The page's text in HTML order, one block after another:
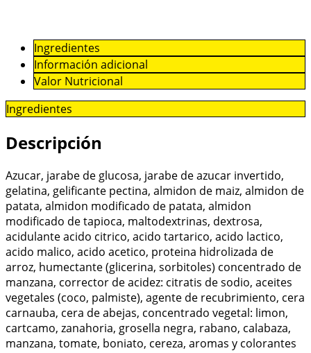
Ingredientes
Información adicional
Valor Nutricional
Ingredientes
Descripción
Azucar, jarabe de glucosa, jarabe de azucar invertido,
gelatina, gelificante pectina, almidon de maiz, almidon de
patata, almidon modificado de patata, almidon
modificado de tapioca, maltodextrinas, dextrosa,
acidulante acido citrico, acido tartarico, acido lactico,
acido malico, acido acetico, proteina hidrolizada de
arroz, humectante (glicerina, sorbitoles) concentrado de
manzana, corrector de acidez: citratis de sodio, aceites
vegetales (coco, palmiste), agente de recubrimiento, cera
carnauba, cera de abejas, concentrado vegetal: limon,
cartcamo, zanahoria, grosella negra, rabano, calabaza,
manzana, tomate, boniato, cereza, aromas y colorantes